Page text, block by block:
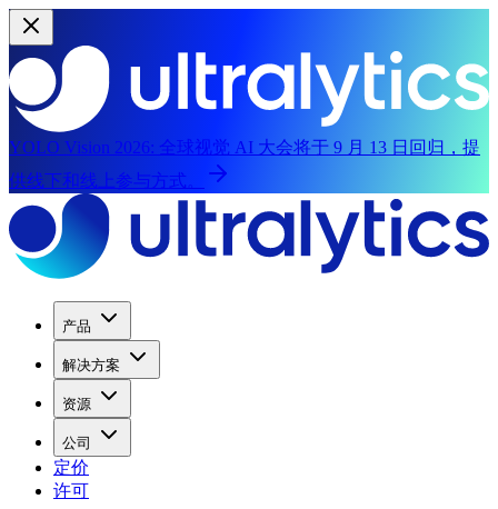
YOLO Vision 2026: 全球视觉 AI 大会将于 9 月 13 日回归，提
供线下和线上参与方式。
产品
解决方案
资源
公司
定价
许可